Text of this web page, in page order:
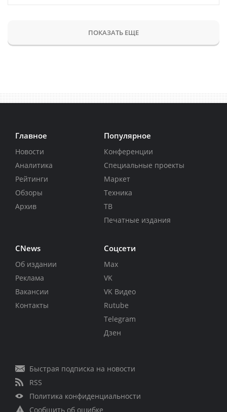
ПОКАЗАТЬ ЕЩЕ
Главное
Новости
Аналитика
Рейтинги
Обзоры
Архив
Популярное
Конференции
Специальные проекты
Маркет
Техника
ТВ
Печатные издания
CNews
Об издании
Реклама
Вакансии
Контакты
Соцсети
Max
VK
VK Видео
Rutube
Telegram
Дзен
Быстрая подписка на новости
RSS
Политика конфиденциальности
Сообщить об ошибке